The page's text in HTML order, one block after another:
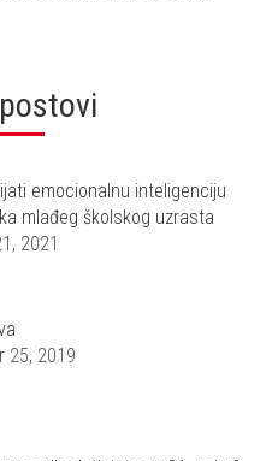
emocionalnu inteligenciju
mlađeg školskog uzrasta
2021
25, 2019